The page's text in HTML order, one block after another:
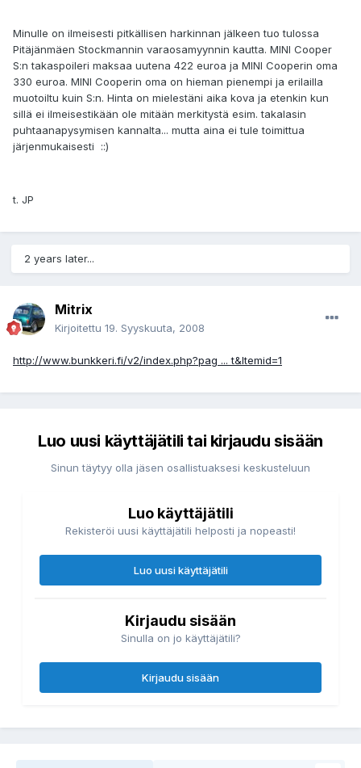
Minulle on ilmeisesti pitkällisen harkinnan jälkeen tuo tulossa
Pitäjänmäen Stockmannin varaosamyynnin kautta. MINI Cooper
S:n takaspoileri maksaa uutena 422 euroa ja MINI Cooperin oma
330 euroa. MINI Cooperin oma on hieman pienempi ja erilailla
muotoiltu kuin S:n. Hinta on mielestäni aika kova ja etenkin kun
sillä ei ilmeisestikään ole mitään merkitystä esim. takalasin
puhtaanapysymisen kannalta... mutta aina ei tule toimittua
järjenmukaisesti ::)
t. JP
2 years later...
Mitrix
Kirjoitettu 19. Syyskuuta, 2008
http://www.bunkkeri.fi/v2/index.php?pag ... t&Itemid=1
Luo uusi käyttäjätili tai kirjaudu sisään
Sinun täytyy olla jäsen osallistuaksesi keskusteluun
Luo käyttäjätili
Rekisteröi uusi käyttäjätili helposti ja nopeasti!
Luo uusi käyttäjätili
Kirjaudu sisään
Sinulla on jo käyttäjätili?
Kirjaudu sisään